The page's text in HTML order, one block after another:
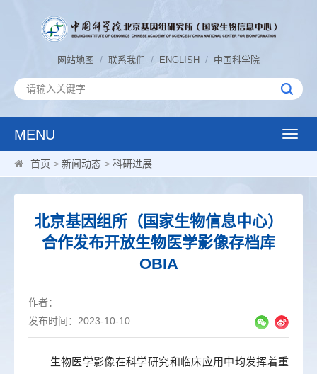
网站地图 / 联系我们 / ENGLISH / 中国科学院
MENU
Toggle
首页 > 新闻动态 > 科研进展
北京基因组所（国家生物信息中心）
合作发布开放生物医学影像存档库
OBIA
作者：
发布时间：2023-10-10
生物医学影像在科学研究和临床应用中均发挥着重